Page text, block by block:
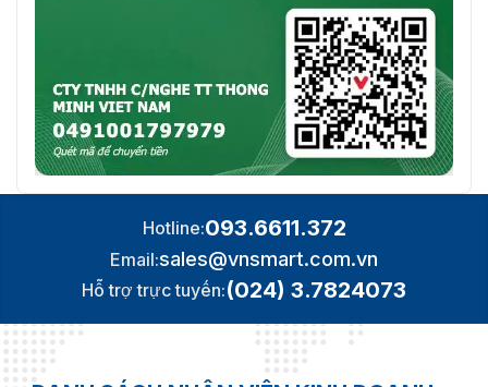
Hotline:093.6611.372
Email:sales@vnsmart.com.vn
Hỗ trợ trực tuyến:(024) 3.7824073